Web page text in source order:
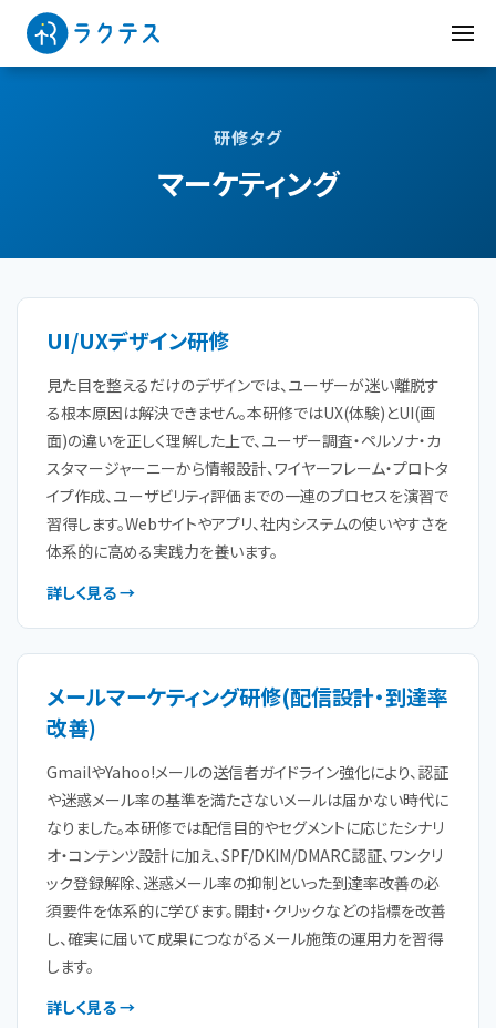
研修タグ
マーケティング
UI/UXデザイン研修
見た目を整えるだけのデザインでは、ユーザーが迷い離脱す
る根本原因は解決できません。本研修ではUX(体験)とUI(画
面)の違いを正しく理解した上で、ユーザー調査・ペルソナ・カ
スタマージャーニーから情報設計、ワイヤーフレーム・プロトタ
イプ作成、ユーザビリティ評価までの一連のプロセスを演習で
習得します。Webサイトやアプリ、社内システムの使いやすさを
体系的に高める実践力を養います。
詳しく見る →
メールマーケティング研修(配信設計・到達率
改善)
GmailやYahoo!メールの送信者ガイドライン強化により、認証
や迷惑メール率の基準を満たさないメールは届かない時代に
なりました。本研修では配信目的やセグメントに応じたシナリ
オ・コンテンツ設計に加え、SPF/DKIM/DMARC認証、ワンクリ
ック登録解除、迷惑メール率の抑制といった到達率改善の必
須要件を体系的に学びます。開封・クリックなどの指標を改善
し、確実に届いて成果につながるメール施策の運用力を習得
します。
詳しく見る →